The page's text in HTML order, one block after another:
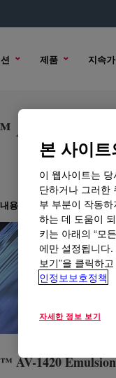
제품 지속
1420
용 샘플 옵션
AV-1420 Emulsion
본 사이
이 웹사이트는
단하거나 그러한
부 부분이 작동
하는 데 도움이
키는 아래의 “모
에만 설정됩니다
보기”을 클릭하
인정보보호정책
자세한 정보 보기